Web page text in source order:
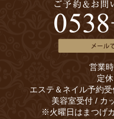
営業
定
エステ＆ネイル予約
美容室受付 / カ
※火曜日はまつげ